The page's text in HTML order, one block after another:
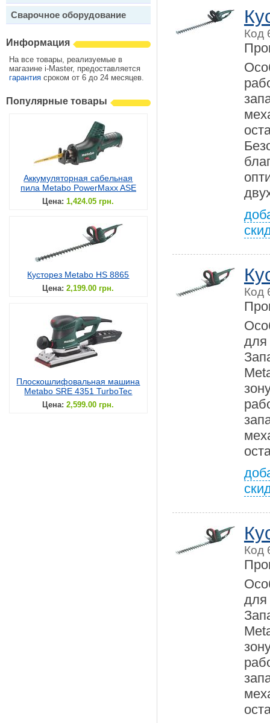
Сварочное оборудование
Информация
На все товары, реализуемые в
магазине i-Master, предоставляется
гарантия сроком от 6 до 24 месяцев.
Популярные товары
Аккумуляторная сабельная
пила Metabo PowerMaxx ASE
Цена: 1,424.05 грн.
Кусторез Metabo HS 8865
Цена: 2,199.00 грн.
Плоскошлифовальная машина
Metabo SRE 4351 TurboTec
Цена: 2,599.00 грн.
Код
Код
Код